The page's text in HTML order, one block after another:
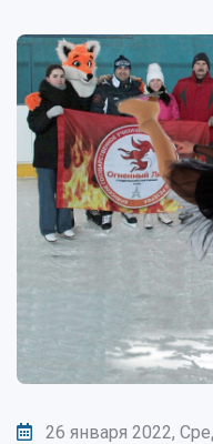
26 января 2022,